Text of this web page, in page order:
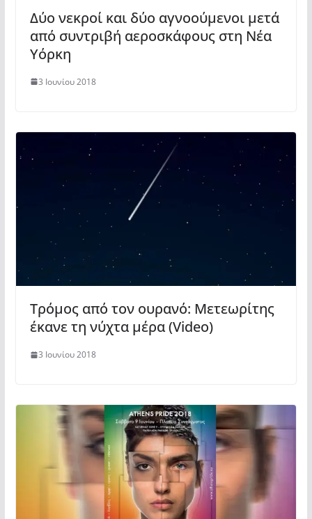
Δύο νεκροί και δύο αγνοούμενοι μετά
από συντριβή αεροσκάφους στη Νέα
Υόρκη
3 Ιουνίου 2018
Τρόμος από τον ουρανό: Μετεωρίτης
έκανε τη νύχτα μέρα (Video)
3 Ιουνίου 2018